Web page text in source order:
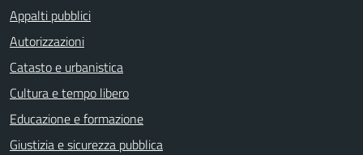
Appalti pubblici
Autorizzazioni
Catasto e urbanistica
Cultura e tempo libero
Educazione e formazione
Giustizia e sicurezza pubblica